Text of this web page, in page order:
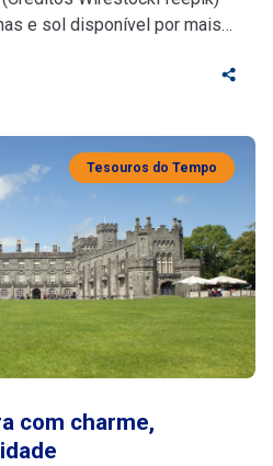
e sol disponível por mais
fica na região
ainda não conhecem
Tesouros do Tempo
com charme,